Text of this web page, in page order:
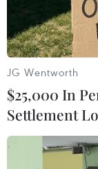
JG Wentworth
$25,000 In
Settlement